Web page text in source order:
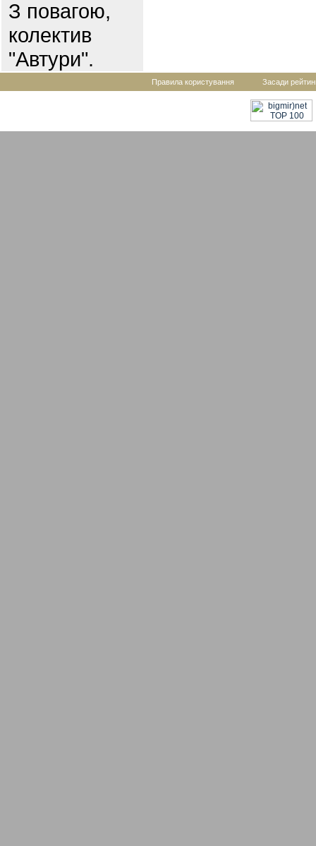
З повагою,
колектив
"Автури".
Правила користування Засади